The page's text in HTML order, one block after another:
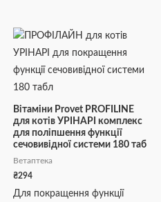
Вітаміни Provet PROFILINE
для котів УРІНАРІ комплекс
для поліпшення функції
сечовивідної системи 180 таб
Ветаптека
₴294
Для покращення функції